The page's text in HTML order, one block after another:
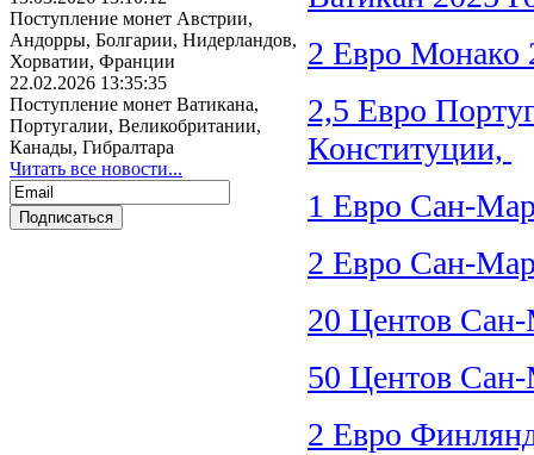
Поступление монет Австрии,
Андорры, Болгарии, Нидерландов,
Хорватии, Франции
22.02.2026 13:35:35
Поступление монет Ватикана,
Португалии, Великобритании,
Канады, Гибралтара
Читать все новости...
2 Евро Монако
2,5 Евро
Конституции,
1 Евро Сан-
2 Евро Сан-
20 Центов
50 Центов
2 Евро